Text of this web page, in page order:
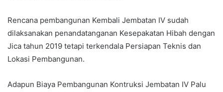
Rencana pembangunan Kembali Jembatan IV sudah
dilaksanakan penandatanganan Kesepakatan Hibah dengan
Jica tahun 2019 tetapi terkendala Persiapan Teknis dan
Lokasi Pembangunan.
Adapun Biaya Pembangunan Kontruksi Jembatan IV Palu